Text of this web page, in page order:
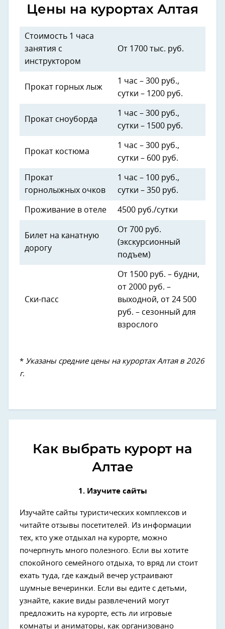
Цены на курортах Алтая
Стоимость 1 часа
занятия с
инструктором
От 1700 тыс. руб.
Прокат горных лыж
1 час – 300 руб.,
сутки – 1200 руб.
Прокат сноуборда
1 час – 300 руб.,
сутки – 1500 руб.
Прокат костюма
1 час – 300 руб.,
сутки – 600 руб.
Прокат
горнолыжных очков
1 час – 100 руб.,
сутки – 350 руб.
Проживание в отеле 4500 руб./сутки
Билет на канатную
дорогу
От 700 руб.
(экскурсионный
подъем)
Ски-пасс
От 1500 руб. – будни,
от 2000 руб. –
выходной, от 24 500
руб. – сезонный для
взрослого
* Указаны средние цены на курортах Алтая в 2026
г.
Как выбрать курорт на
Алтае
1. Изучите сайты
Изучайте сайты туристических комплексов и
читайте отзывы посетителей. Из информации
тех, кто уже отдыхал на курорте, можно
почерпнуть много полезного. Если вы хотите
спокойного семейного отдыха, то вряд ли стоит
ехать туда, где каждый вечер устраивают
шумные вечеринки. Если вы едите с детьми,
узнайте, какие виды развлечений могут
предложить на курорте, есть ли игровые
комнаты и аниматоры, как организовано